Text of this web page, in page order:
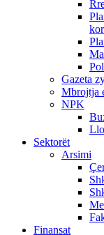
Gazeta
Mbrojtja
NPK
Sektorët
Arsimi
Finansat